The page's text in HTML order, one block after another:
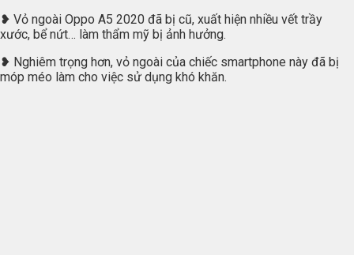
❥ Vỏ ngoài Oppo A5 2020 đã bị cũ, xuất hiện nhiều vết trầy
xước, bể nứt… làm thẩm mỹ bị ảnh hưởng.
❥ Nghiêm trọng hơn, vỏ ngoài của chiếc smartphone này đã bị
móp méo làm cho việc sử dụng khó khăn.